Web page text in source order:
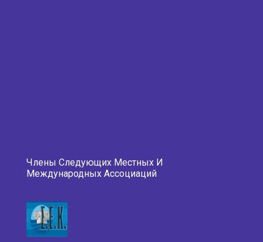
Члены Следующих Местных И
Международных Ассоциаций